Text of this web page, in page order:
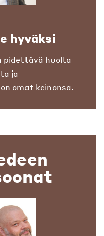
hyväksi
pidettävä huolta
ja
omat keinonsa.